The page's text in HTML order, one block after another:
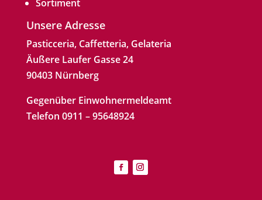
Sortiment
Unsere Adresse
Pasticceria, Caffetteria, Gelateria
Äußere Laufer Gasse 24
90403 Nürnberg
Gegenüber Einwohnermeldeamt
Telefon 0911 – 95648924